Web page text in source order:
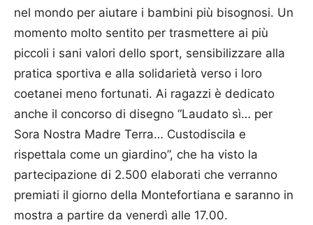
nel mondo per aiutare i bambini più bisognosi. Un
momento molto sentito per trasmettere ai più
piccoli i sani valori dello sport, sensibilizzare alla
pratica sportiva e alla solidarietà verso i loro
coetanei meno fortunati. Ai ragazzi è dedicato
anche il concorso di disegno “Laudato sì… per
Sora Nostra Madre Terra… Custodiscila e
rispettala come un giardino”, che ha visto la
partecipazione di 2.500 elaborati che verranno
premiati il giorno della Montefortiana e saranno in
mostra a partire da venerdì alle 17.00.